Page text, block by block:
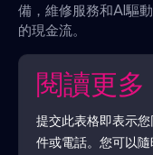
備，維修服務和AI驅
的現金流。
閱讀更多
提交此表格即表示
件或電話。您可以隨